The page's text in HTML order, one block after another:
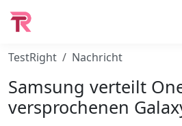
TestRight Nachricht
Samsung verteilt
versprochenen